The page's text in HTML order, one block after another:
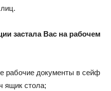
застала Вас на рабочем
рабочие документы в сейф
ящик стола;